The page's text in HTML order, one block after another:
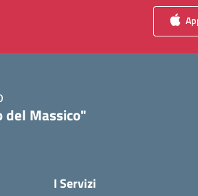
del Massico"
I Servizi